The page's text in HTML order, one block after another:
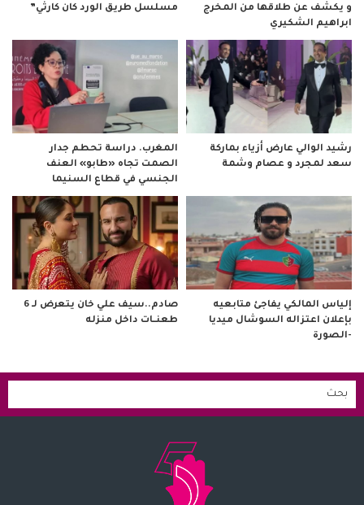
و يكشف عن طلاقها من المخرج
ابراهيم الشكيري
مسلسل طريق الورد كان كارثي”
رشيد الوالي عارض أزياء بماركة
سعد لمجرد و عصام وشمة
المغرب. دراسة تحطم جدار
الصمت تجاه «طابو» العنف
الجنسي في قطاع السنيما
إلياس المالكي يفاجئ متابعيه
بإعلان اعتزاله السوشال ميديا
-الصورة
صادم..سيف علي خان يتعرض لـ 6
طعنــات داخل منزله